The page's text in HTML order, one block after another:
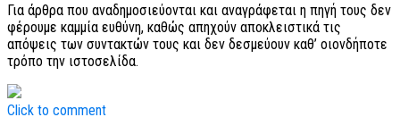
Για άρθρα που αναδημοσιεύονται και αναγράφεται η πηγή τους δεν
φέρουμε καμμία ευθύνη, καθώς απηχούν αποκλειστικά τις
απόψεις των συντακτών τους και δεν δεσμεύουν καθ’ οιονδήποτε
τρόπο την ιστοσελίδα.
Click to comment